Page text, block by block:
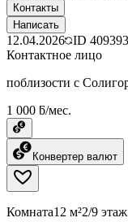
Контакты
Написать
12.04.2026 ID
Контактное лицо
поблизости с
1 000 ƃ/мес.
Конвертер валют
Комната12 м²2/9 этаж